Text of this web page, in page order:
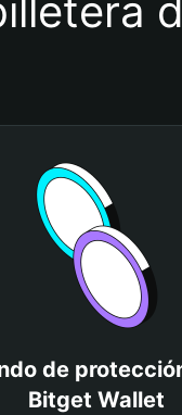
de
Bitget Wallet